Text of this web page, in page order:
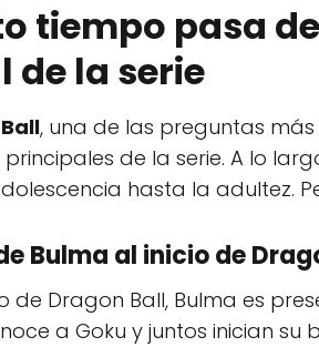
tiempo pasa
de la serie
, una de las preguntas
principales de la serie. A lo
hasta la adultez.
Bulma al inicio de
de Dragon Ball, Bulma es
a Goku y juntos inician